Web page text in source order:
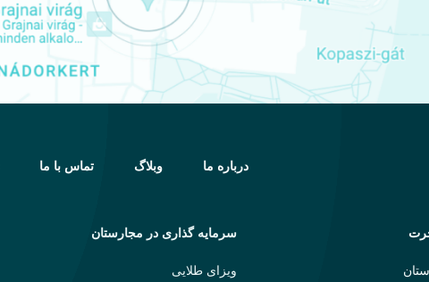
درباره ما وبلاگ تماس با ما
سرمایه گذاری در مجارستان
ویزای طلایی